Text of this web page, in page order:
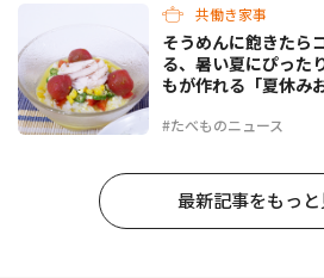
共働き家事
#たべものニュース
そうめんに飽きたら
る、暑い夏にぴった
もが作れる「夏休み
最新記事をもっと